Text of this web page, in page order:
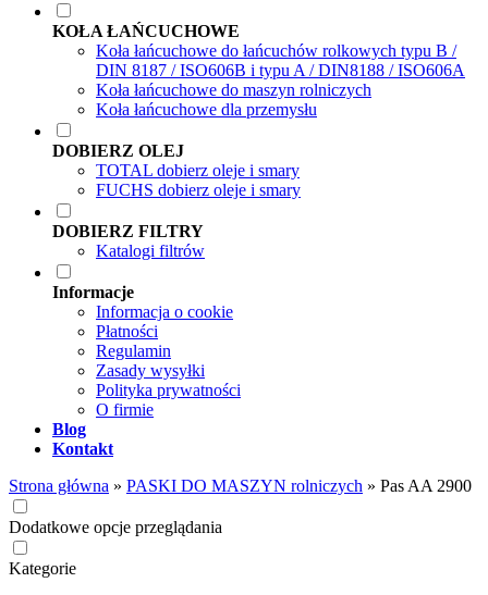
KOŁA ŁAŃCUCHOWE
Koła łańcuchowe do łańcuchów rolkowych typu B /
DIN 8187 / ISO606B i typu A / DIN8188 / ISO606A
Koła łańcuchowe do maszyn rolniczych
Koła łańcuchowe dla przemysłu
DOBIERZ OLEJ
TOTAL dobierz oleje i smary
FUCHS dobierz oleje i smary
DOBIERZ FILTRY
Katalogi filtrów
Informacje
Informacja o cookie
Płatności
Regulamin
Zasady wysyłki
Polityka prywatności
O firmie
Blog
Kontakt
Strona główna » PASKI DO MASZYN rolniczych » Pas AA 2900
Dodatkowe opcje przeglądania
Kategorie